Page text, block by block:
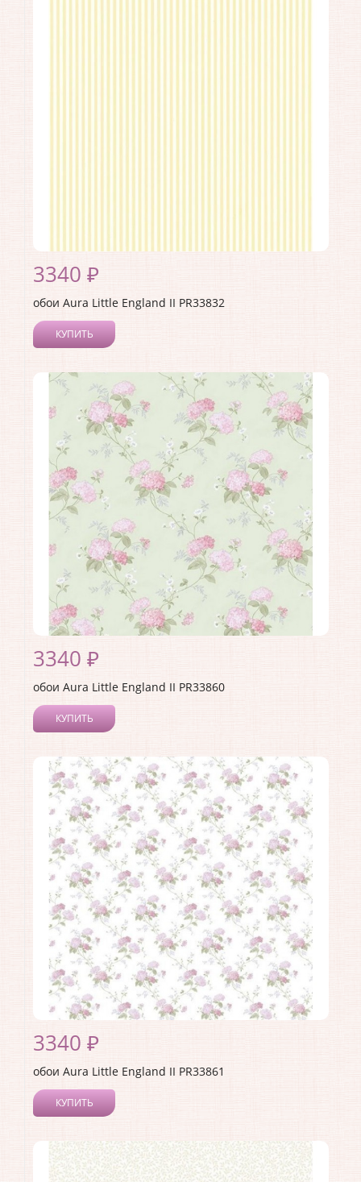
3340 ₽
обои Aura Little England II PR33832
КУПИТЬ
3340 ₽
обои Aura Little England II PR33860
КУПИТЬ
3340 ₽
обои Aura Little England II PR33861
КУПИТЬ